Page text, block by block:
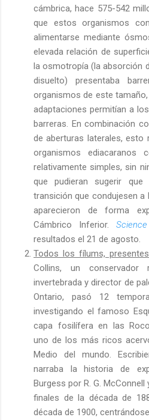
cámbrica, hace 575-542
que estos organismos
alimentarse mediante
elevada relación de
la osmotropía (la absorción
disuelto) presentaba
organismos de este
adaptaciones permitían a
barreras. En combinación
de aberturas laterales, esto
organismos ediacaranos
relativamente simples, sin
que pudieran sugerir que
transición que condujesen
aparecieron de forma
Cámbrico Inferior.
resultados el 21 de agosto
Todos los fílums,
Collins, un conservador
invertebrada y director de
Ontario, pasó 12
investigando el famoso
capa fosilífera en las
uno de los más ricos
Medio del mundo.
narraba la historia de
Burgess por R. G.
finales de la década de
década de 1900,